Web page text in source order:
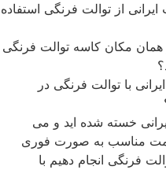
از توالت فرنگی استفاده
همان مکان کاسه توالت فرنگی
با توالت فرنگی در
خسته شده اید و می
مناسب به صورت فوری
فرنگی انجام دهیم با